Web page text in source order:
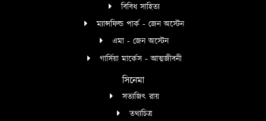
বিবিধ সাহিত্য
ম্যান্সফিল্ড পার্ক - জেন অস্টেন
এমা - জেন অস্টেন
গার্সিয়া মার্কেস - আত্মজীবনী
সিনেমা
সত্যজিৎ রায়
তথ্যচিত্র